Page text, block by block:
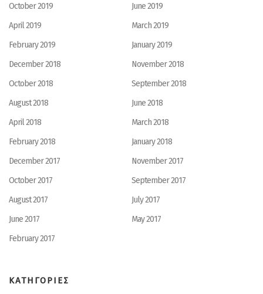
October 2019
June 2019
April 2019
March 2019
February 2019
January 2019
December 2018
November 2018
October 2018
September 2018
August 2018
June 2018
April 2018
March 2018
February 2018
January 2018
December 2017
November 2017
October 2017
September 2017
August 2017
July 2017
June 2017
May 2017
February 2017
ΚΑΤΗΓΟΡΙΕΣ